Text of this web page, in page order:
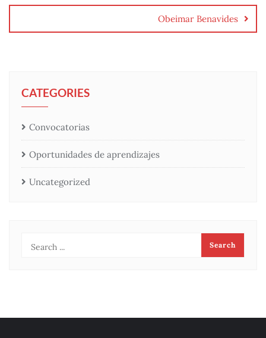
Obeimar Benavides
CATEGORIES
Convocatorias
Oportunidades de aprendizajes
Uncategorized